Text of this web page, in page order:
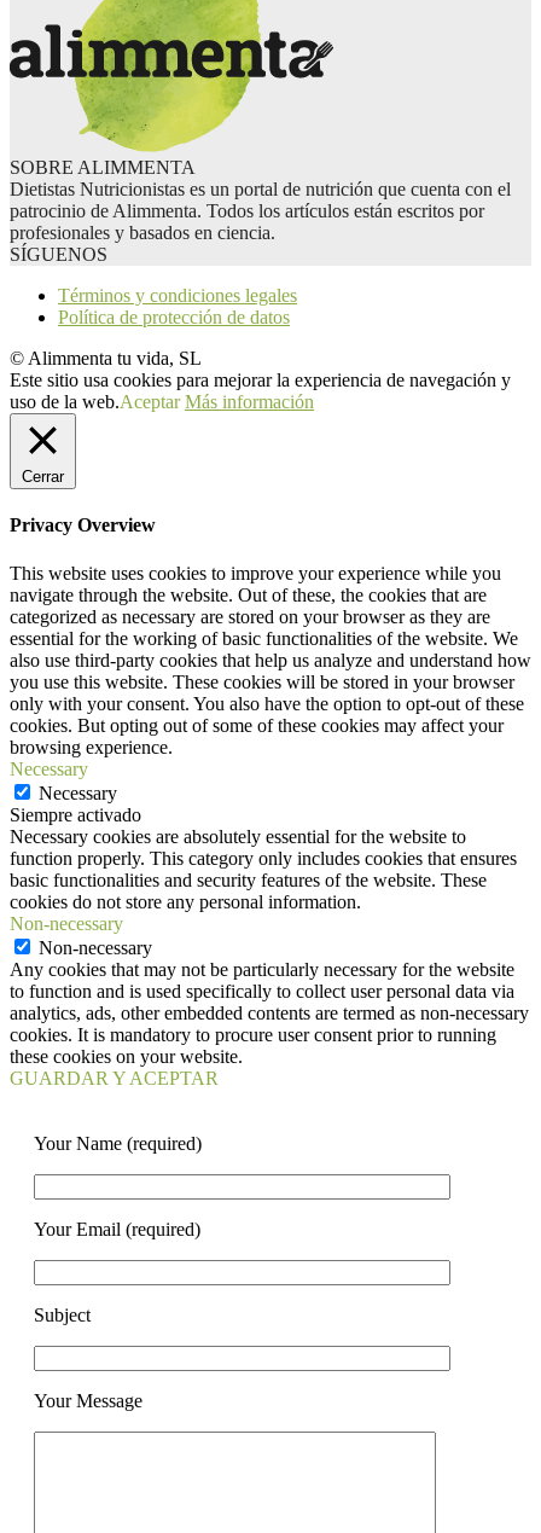
SOBRE ALIMMENTA
Dietistas Nutricionistas es un portal de nutrición que cuenta con el
patrocinio de Alimmenta. Todos los artículos están escritos por
profesionales y basados en ciencia.
SÍGUENOS
Términos y condiciones legales
Política de protección de datos
© Alimmenta tu vida, SL
Este sitio usa cookies para mejorar la experiencia de navegación y
uso de la web.Aceptar Más información
Cerrar
Privacy Overview
This website uses cookies to improve your experience while you
navigate through the website. Out of these, the cookies that are
categorized as necessary are stored on your browser as they are
essential for the working of basic functionalities of the website. We
also use third-party cookies that help us analyze and understand how
you use this website. These cookies will be stored in your browser
only with your consent. You also have the option to opt-out of these
cookies. But opting out of some of these cookies may affect your
browsing experience.
Necessary
Necessary
Siempre activado
Necessary cookies are absolutely essential for the website to
function properly. This category only includes cookies that ensures
basic functionalities and security features of the website. These
cookies do not store any personal information.
Non-necessary
Non-necessary
Any cookies that may not be particularly necessary for the website
to function and is used specifically to collect user personal data via
analytics, ads, other embedded contents are termed as non-necessary
cookies. It is mandatory to procure user consent prior to running
these cookies on your website.
GUARDAR Y ACEPTAR
Your Name (required)
Your Email (required)
Subject
Your Message